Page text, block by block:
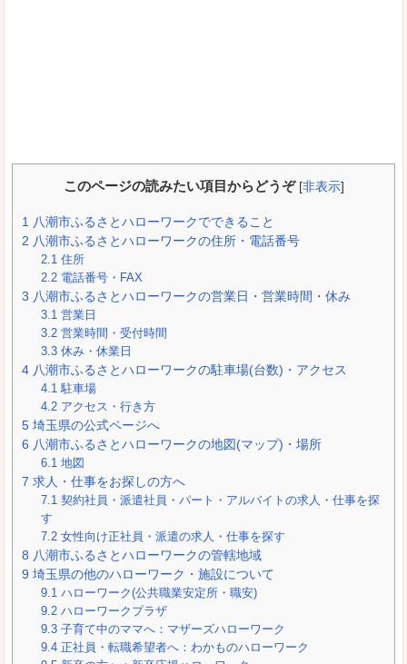
このページの読みたい項目からどうぞ [非表示]
1 八潮市ふるさとハローワークでできること
2 八潮市ふるさとハローワークの住所・電話番号
2.1 住所
2.2 電話番号・FAX
3 八潮市ふるさとハローワークの営業日・営業時間・休み
3.1 営業日
3.2 営業時間・受付時間
3.3 休み・休業日
4 八潮市ふるさとハローワークの駐車場(台数)・アクセス
4.1 駐車場
4.2 アクセス・行き方
5 埼玉県の公式ページへ
6 八潮市ふるさとハローワークの地図(マップ)・場所
6.1 地図
7 求人・仕事をお探しの方へ
7.1 契約社員・派遣社員・パート・アルバイトの求人・仕事を探
す
7.2 女性向け正社員・派遣の求人・仕事を探す
8 八潮市ふるさとハローワークの管轄地域
9 埼玉県の他のハローワーク・施設について
9.1 ハローワーク(公共職業安定所・職安)
9.2 ハローワークプラザ
9.3 子育て中のママへ：マザーズハローワーク
9.4 正社員・転職希望者へ：わかものハローワーク